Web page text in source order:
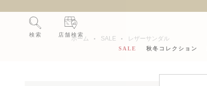
検索 店舗検索
SALE 秋冬コレクション
ホーム SALE レザーサンダル